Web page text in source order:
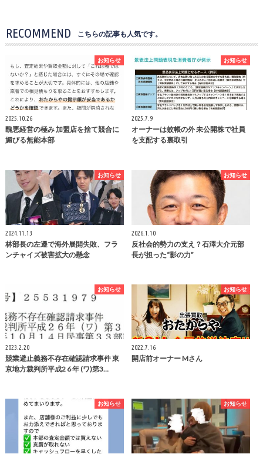
RECOMMEND こちらの記事も人気です。
お知らせ
2025.10.26
醜悪経営の極み 加盟店を捨て競合に
媚びる無能本部
お知らせ
2025.7.9
オーナーは蚊帳の外 未公開株で社員
を支配する裏取引
お知らせ
2024.11.13
林部長の左遷で海外展開失敗、フラ
ンチャイズ被害拡大の懸念
お知らせ
2026.1.10
反社会的勢力の支え？石澤大介元部
長が担った“影の力”
お知らせ
2023.2.20
競業避止義務不存在確認請求事件 東
京地方裁判所平成2 6 年 (ワ)第3…
お知らせ
2022.7.16
開店前オーナー Mさん
お知らせ お知らせ